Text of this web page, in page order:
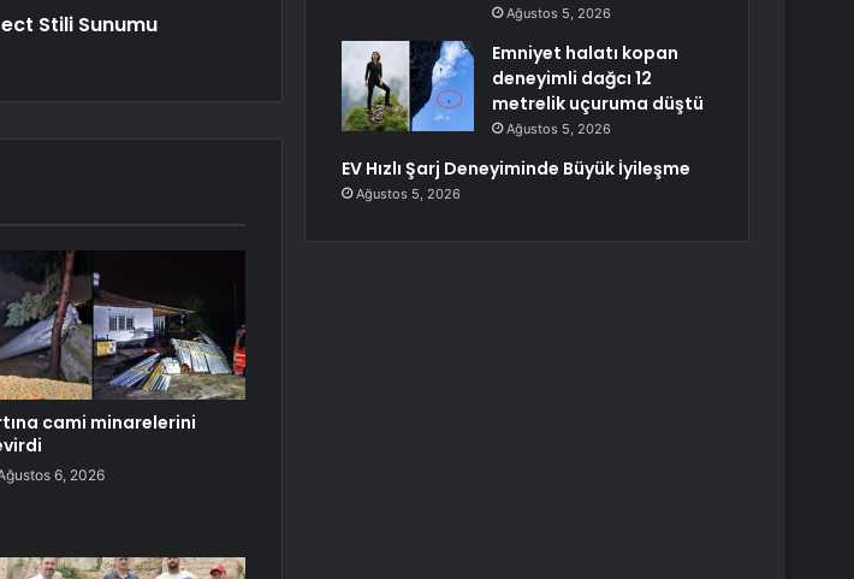
Stili Sunumu
cami minarelerini
6, 2026
Ağustos 5, 2026
Emniyet halatı kopan
deneyimli dağcı 12
metrelik uçuruma düştü
Ağustos 5, 2026
EV Hızlı Şarj Deneyiminde Büyük İyileşme
Ağustos 5, 2026